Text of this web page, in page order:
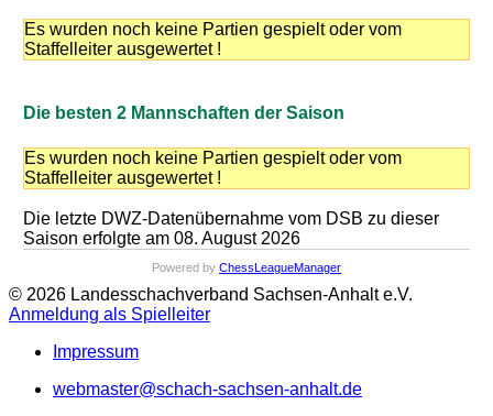
Es wurden noch keine Partien gespielt oder vom
Staffelleiter ausgewertet !
Die besten 2 Mannschaften der Saison
Es wurden noch keine Partien gespielt oder vom
Staffelleiter ausgewertet !
Die letzte DWZ-Datenübernahme vom DSB zu dieser
Saison erfolgte am 08. August 2026
Powered by ChessLeagueManager
© 2026 Landesschachverband Sachsen-Anhalt e.V.
Anmeldung als Spielleiter
Impressum
webmaster@schach-sachsen-anhalt.de